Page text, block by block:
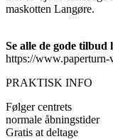
maskotten Langøre.
Se alle de gode tilbud
https://
PRAKTISK INFO
Følger centrets
normale åbningstider
Gratis at deltage